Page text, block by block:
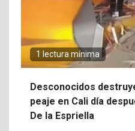
1 lectura mínima
Desconocidos
peaje en Cali día
De la Espriella